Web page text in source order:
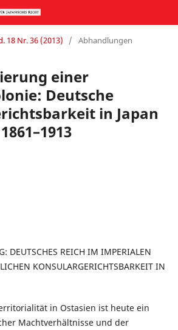
18 Nr. 36 (2013) / Abhandlungen
einer
Deutsche
in Japan
DEUTSCHES REICH IM IMPERIALEN
KONSULARGERICHTSBARKEIT IN
in Ostasien ist heute ein
Machtverhältnisse und der